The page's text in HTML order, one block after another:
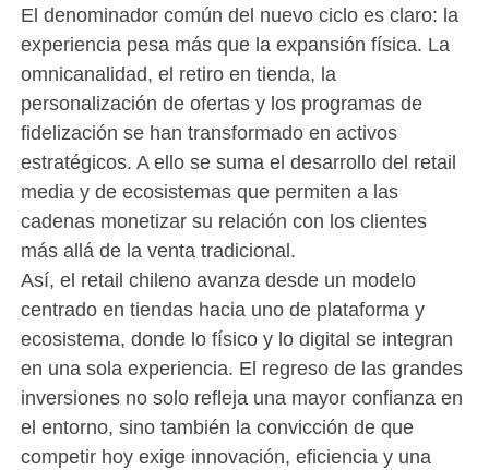
El denominador común del nuevo ciclo es claro: la
experiencia pesa más que la expansión física. La
omnicanalidad, el retiro en tienda, la
personalización de ofertas y los programas de
fidelización se han transformado en activos
estratégicos. A ello se suma el desarrollo del retail
media y de ecosistemas que permiten a las
cadenas monetizar su relación con los clientes
más allá de la venta tradicional.
Así, el retail chileno avanza desde un modelo
centrado en tiendas hacia uno de plataforma y
ecosistema, donde lo físico y lo digital se integran
en una sola experiencia. El regreso de las grandes
inversiones no solo refleja una mayor confianza en
el entorno, sino también la convicción de que
competir hoy exige innovación, eficiencia y una